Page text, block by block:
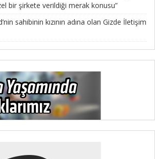
bir şirkete verildiği merak konusu”
sahibinin kızının adına olan Gizde İletişim